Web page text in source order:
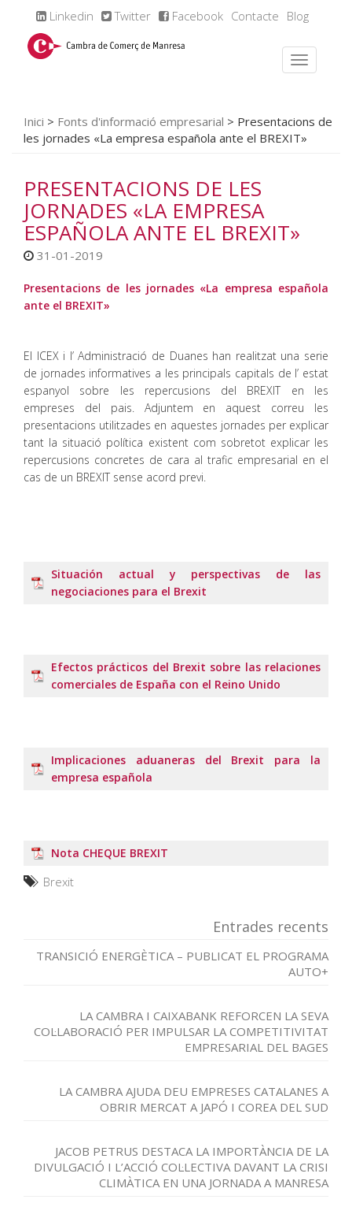
Linkedin Twitter Facebook Contacte Blog
Inici > Fonts d'informació empresarial > Presentacions de
les jornades «La empresa española ante el BREXIT»
PRESENTACIONS DE LES
JORNADES «LA EMPRESA
ESPAÑOLA ANTE EL BREXIT»
31-01-2019
Presentacions de les jornades «La empresa española
ante el BREXIT»
El ICEX i l’ Administració de Duanes han realitzat una serie
de jornades informatives a les principals capitals de l’ estat
espanyol sobre les repercusions del BREXIT en les
empreses del pais. Adjuntem en aquest correu les
presentacions utilitzades en aquestes jornades per explicar
tant la situació política existent com sobretot explicar les
repercusions concretes de cara al trafic empresarial en el
cas de un BREXIT sense acord previ.
Situación actual y perspectivas de las
negociaciones para el Brexit
Efectos prácticos del Brexit sobre las relaciones
comerciales de España con el Reino Unido
Implicaciones aduaneras del Brexit para la
empresa española
Nota CHEQUE BREXIT
Brexit
Entrades recents
TRANSICIÓ ENERGÈTICA – PUBLICAT EL PROGRAMA
AUTO+
LA CAMBRA I CAIXABANK REFORCEN LA SEVA
COL·LABORACIÓ PER IMPULSAR LA COMPETITIVITAT
EMPRESARIAL DEL BAGES
LA CAMBRA AJUDA DEU EMPRESES CATALANES A
OBRIR MERCAT A JAPÓ I COREA DEL SUD
JACOB PETRUS DESTACA LA IMPORTÀNCIA DE LA
DIVULGACIÓ I L’ACCIÓ COL·LECTIVA DAVANT LA CRISI
CLIMÀTICA EN UNA JORNADA A MANRESA